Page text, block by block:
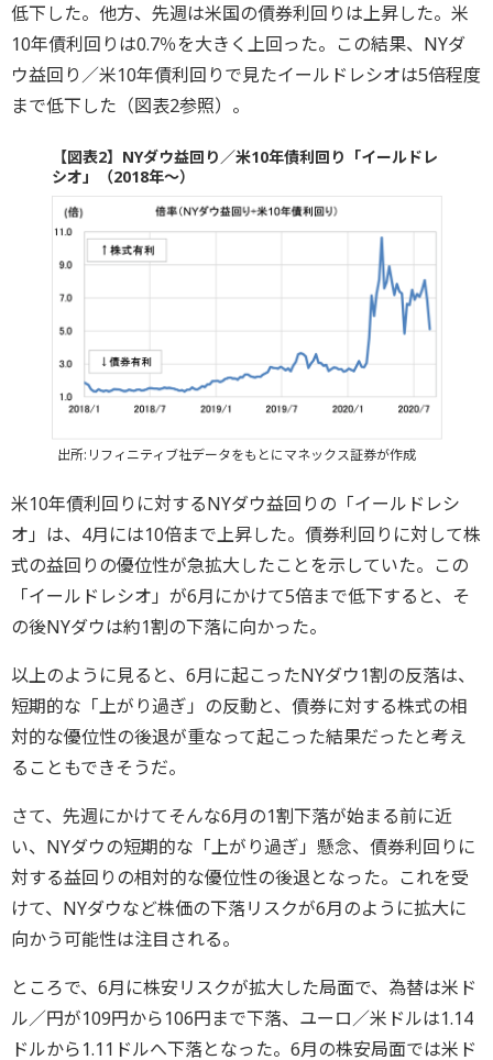
低下した。他方、先週は米国の債券利回りは上昇した。米
10年債利回りは0.7％を大きく上回った。この結果、NYダ
ウ益回り／米10年債利回りで見たイールドレシオは5倍程度
まで低下した（図表2参照）。
【図表2】NYダウ益回り／米10年債利回り「イールドレ
シオ」（2018年～）
出所:リフィニティブ社データをもとにマネックス証券が作成
米10年債利回りに対するNYダウ益回りの「イールドレシ
オ」は、4月には10倍まで上昇した。債券利回りに対して株
式の益回りの優位性が急拡大したことを示していた。この
「イールドレシオ」が6月にかけて5倍まで低下すると、そ
の後NYダウは約1割の下落に向かった。
以上のように見ると、6月に起こったNYダウ1割の反落は、
短期的な「上がり過ぎ」の反動と、債券に対する株式の相
対的な優位性の後退が重なって起こった結果だったと考え
ることもできそうだ。
さて、先週にかけてそんな6月の1割下落が始まる前に近
い、NYダウの短期的な「上がり過ぎ」懸念、債券利回りに
対する益回りの相対的な優位性の後退となった。これを受
けて、NYダウなど株価の下落リスクが6月のように拡大に
向かう可能性は注目される。
ところで、6月に株安リスクが拡大した局面で、為替は米ド
ル／円が109円から106円まで下落、ユーロ／米ドルは1.14
ドルから1.11ドルへ下落となった。6月の株安局面では米ド